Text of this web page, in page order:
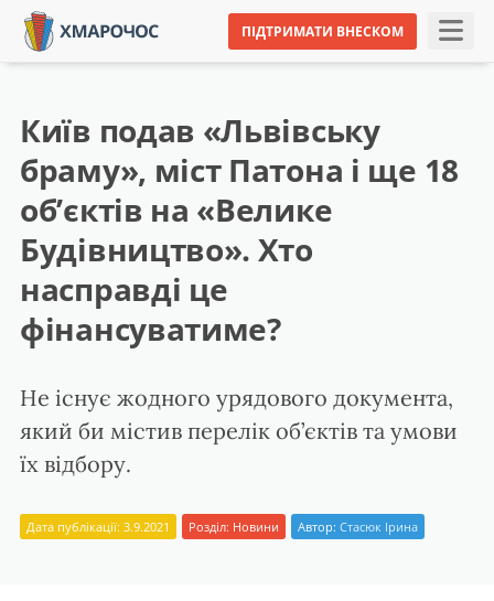
ПІДТРИМАТИ ВНЕСКОМ
Київ подав «Львівську
браму», міст Патона і ще 18
об’єктів на «Велике
Будівництво». Хто
насправді це
фінансуватиме?
Не існує жодного урядового документа,
який би містив перелік об’єктів та умови
їх відбору.
Дата публікації: 3.9.2021 Розділ: Новини Автор: Стасюк Ірина